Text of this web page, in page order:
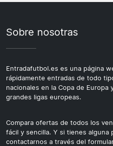
Sobre nosotras
Entradafutbol.es es una página
rápidamente entradas de todo
nacionales en la Copa de Europa
grandes ligas europeas.
Compara ofertas de todos los
fácil y sencilla. Y si tienes
contactarnos a través del